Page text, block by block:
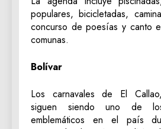
populares, bicicletadas,
concurso de poesías y canto
comunas.
Bolívar
Los carnavales de El
siguen siendo uno de
emblemáticos en el país